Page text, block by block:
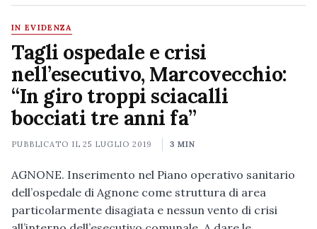
IN EVIDENZA
Tagli ospedale e crisi
nell’esecutivo, Marcovecchio:
“In giro troppi sciacalli
bocciati tre anni fa”
PUBBLICATO IL25 LUGLIO 2019 3 MIN
AGNONE. Inserimento nel Piano operativo sanitario
dell’ospedale di Agnone come struttura di area
particolarmente disagiata e nessun vento di crisi